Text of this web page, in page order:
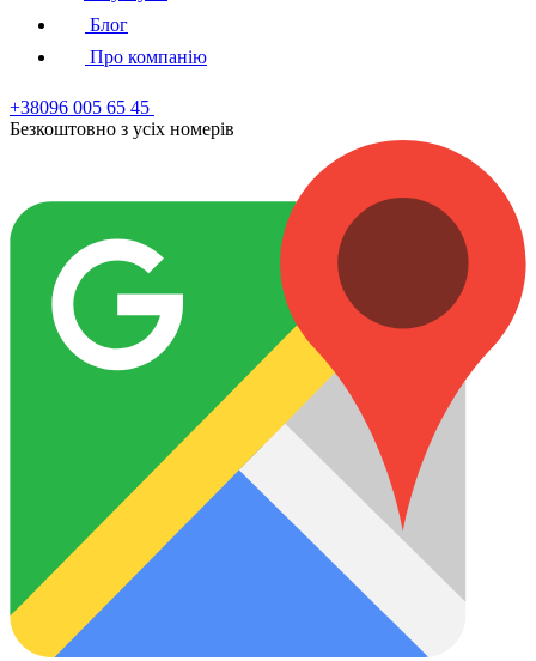
Блог
Про компанію
+38096 005 65 45
Безкоштовно з усiх номерiв